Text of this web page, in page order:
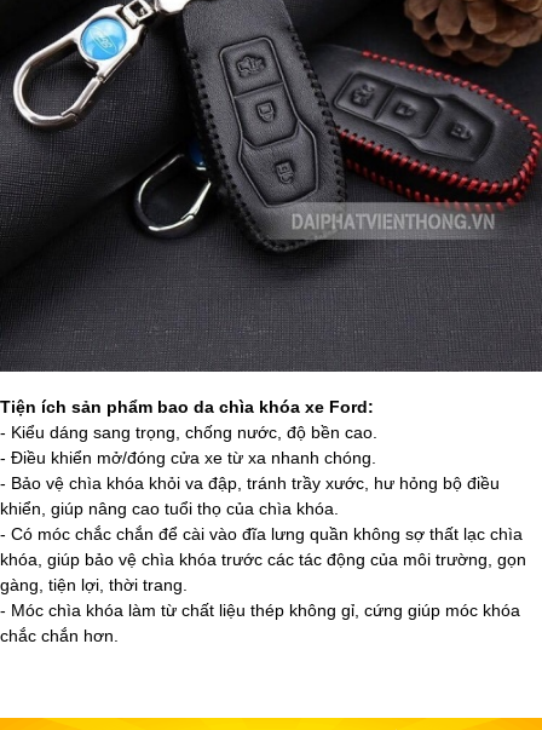
Tiện ích sản phẩm bao da chìa khóa xe Ford:
- Kiểu dáng sang trọng, chống nước, độ bền cao.
- Điều khiển mở/đóng cửa xe từ xa nhanh chóng.
- Bảo vệ chìa khóa khỏi va đập, tránh trầy xước, hư hỏng bộ điều
khiển, giúp nâng cao tuổi thọ của chìa khóa.
- Có móc chắc chắn để cài vào đĩa lưng quần không sợ thất lạc chìa
khóa, giúp bảo vệ chìa khóa trước các tác động của môi trường, gọn
gàng, tiện lợi, thời trang.
- Móc chìa khóa làm từ chất liệu thép không gỉ, cứng giúp móc khóa
chắc chắn hơn.